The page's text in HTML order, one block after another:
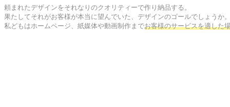
頼まれたデザインをそれなりのクオリティーで作り納品する。
果たしてそれがお客様が本当に望んでいた、デザインのゴールでしょうか
私どもはホームページ、紙媒体や動画制作までお客様のサービスを適した